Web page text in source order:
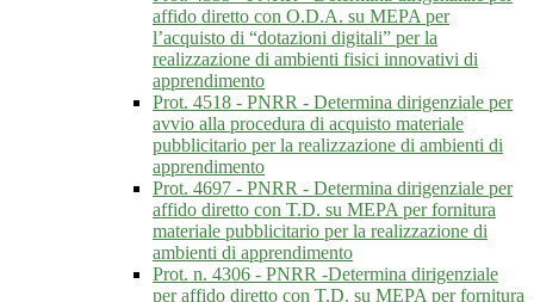
affido diretto con O.D.A. su MEPA per
l’acquisto di “dotazioni digitali” per la
realizzazione di ambienti fisici innovativi di
apprendimento
Prot. 4518 - PNRR - Determina dirigenziale per
avvio alla procedura di acquisto materiale
pubblicitario per la realizzazione di ambienti di
apprendimento
Prot. 4697 - PNRR - Determina dirigenziale per
affido diretto con T.D. su MEPA per fornitura
materiale pubblicitario per la realizzazione di
ambienti di apprendimento
Prot. n. 4306 - PNRR -Determina dirigenziale
per affido diretto con T.D. su MEPA per fornitura